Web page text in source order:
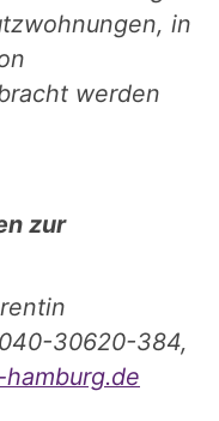
in
werden
zur
30620-384,